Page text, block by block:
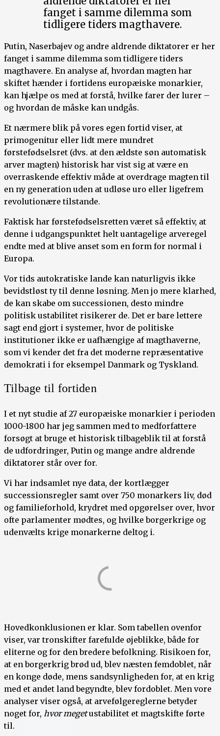
fanget i samme dilemma som
tidligere tiders magthavere.
Putin, Naserbajev og andre aldrende diktatorer er her
fanget i samme dilemma som tidligere tiders
magthavere. En analyse af, hvordan magten har
skiftet hænder i fortidens europæiske monarkier,
kan hjælpe os med at forstå, hvilke farer der lurer –
og hvordan de måske kan undgås.
Et nærmere blik på vores egen fortid viser, at
primogenitur eller lidt mere mundret
førstefødselsret (dvs. at den ældste søn automatisk
arver magten) historisk har vist sig at være en
overraskende effektiv måde at overdrage magten til
en ny generation uden at udløse uro eller ligefrem
revolutionære tilstande.
Faktisk har førstefødselsretten været så effektiv, at
denne i udgangspunktet helt uantagelige arveregel
endte med at blive anset som en form for normal i
Europa.
Vor tids autokratiske lande kan naturligvis ikke
bevidstløst ty til denne løsning. Men jo mere klarhed,
de kan skabe om successionen, desto mindre
politisk ustabilitet risikerer de. Det er bare lettere
sagt end gjort i systemer, hvor de politiske
institutioner ikke er uafhængige af magthaverne,
som vi kender det fra det moderne repræsentative
demokrati i for eksempel Danmark og Tyskland.
Tilbage til fortiden
I et nyt studie af 27 europæiske monarkier i perioden
1000-1800 har jeg sammen med to medforfattere
forsøgt at bruge et historisk tilbageblik til at forstå
de udfordringer, Putin og mange andre aldrende
diktatorer står over for.
Vi har indsamlet nye data, der kortlægger
successionsregler samt over 750 monarkers liv, død
og familieforhold, krydret med opgørelser over, hvor
ofte parlamenter mødtes, og hvilke borgerkrige og
udenvælts krige monarkerne deltog i.
Hovedkonklusionen er klar. Som tabellen ovenfor
viser, var tronskifter farefulde øjeblikke, både for
eliterne og for den bredere befolkning. Risikoen for,
at en borgerkrig brød ud, blev næsten femdoblet, når
en konge døde, mens sandsynligheden for, at en krig
med et andet land begyndte, blev fordoblet. Men vore
analyser viser også, at arvefølgereglerne betyder
noget for, hvor megetustabilitet et magtskifte førte
til.